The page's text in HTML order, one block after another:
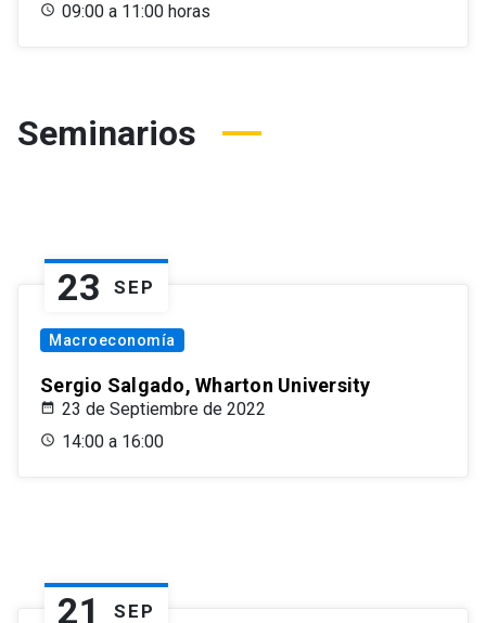
09:00 a 11:00 horas
Seminarios
23 SEP
Macroeconomía
Sergio Salgado, Wharton University
23 de Septiembre de 2022
14:00 a 16:00
21 SEP